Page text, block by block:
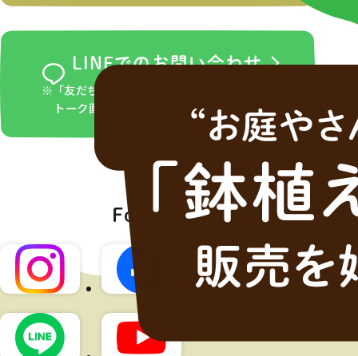
LINEでのお問い合わせ
※「友だち追加」ボタンをタップ後、LINEの
トーク画面からお問い合わせください。
Follow us